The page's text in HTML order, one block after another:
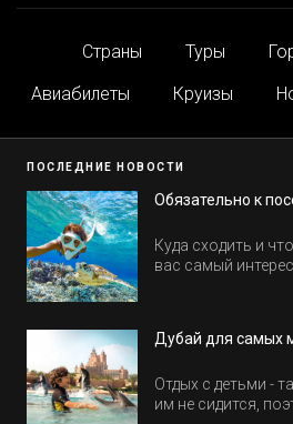
Страны Туры
Авиабилеты
Круизы
ПОСЛЕДНИЕ НОВОСТИ
Обязательно к
Куда сходить и
вас самый
Дубай для самых
Отдых с детьми -
им не сидится,